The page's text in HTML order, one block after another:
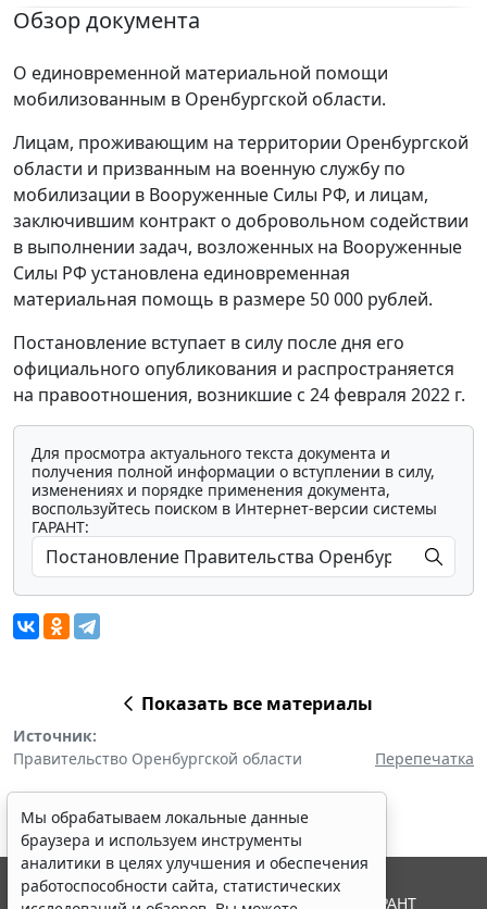
Обзор документа
О единовременной материальной помощи
мобилизованным в Оренбургской области.
Лицам, проживающим на территории Оренбургской
области и призванным на военную службу по
мобилизации в Вооруженные Силы РФ, и лицам,
заключившим контракт о добровольном содействии
в выполнении задач, возложенных на Вооруженные
Силы РФ установлена единовременная
материальная помощь в размере 50 000 рублей.
Постановление вступает в силу после дня его
официального опубликования и распространяется
на правоотношения, возникшие с 24 февраля 2022 г.
Для просмотра актуального текста документа и
получения полной информации о вступлении в силу,
изменениях и порядке применения документа,
воспользуйтесь поиском в Интернет-версии системы
ГАРАНТ:
Показать все материалы
Источник:
Правительство Оренбургской области
Перепечатка
Мы обрабатываем локальные данные
браузера и используем инструменты
аналитики в целях улучшения и обеспечения
работоспособности сайта, статистических
© ООО "НПП "ГАРАНТ-СЕРВИС", 2026. Система ГАРАНТ